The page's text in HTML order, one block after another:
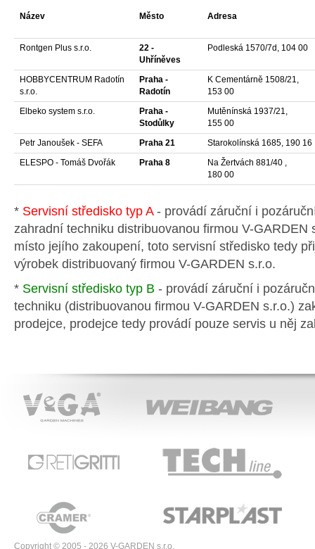
Název Město Adresa
Rontgen Plus s.r.o.
22 -
Uhříněves
Podleská 1570/7d, 104 00
HOBBYCENTRUM Radotín
s.r.o.
Praha -
Radotín
K Cementárně 1508/21,
153 00
Elbeko system s.r.o.
Praha -
Stodůlky
Mutěnínská 1937/21,
155 00
Petr Janoušek - SEFA
Praha 21
Starokolínská 1685, 190 16
ELESPO - Tomáš Dvořák
Praha 8
Na Žertvách 881/40 ,
180 00
* Servisní středisko typ A- provádí záruční i
zahradní techniku distribuovanou firmou V-GARDEN
místo jejího zakoupení, toto servisní středisko tedy
výrobek distribuovaný firmou V-GARDEN s.r.o.
* Servisní středisko typ B - provádí záruční i
techniku (distribuovanou firmou V-GARDEN s.r.o.)
prodejce, prodejce tedy provádí pouze servis u něj
Copyright © 2005 - 2026 V-GARDEN s.r.o.